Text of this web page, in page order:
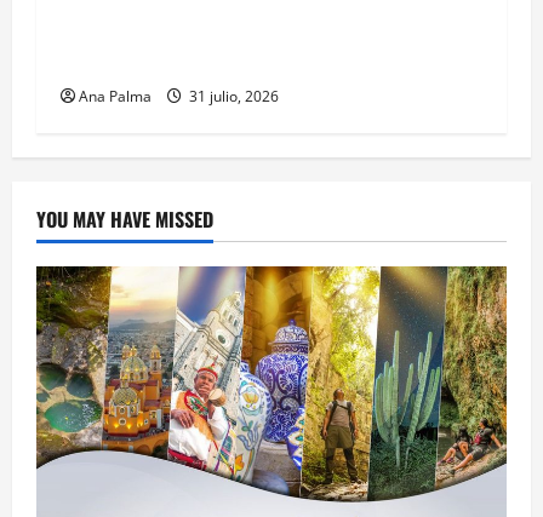
Ana Palma 31 julio, 2026
YOU MAY HAVE MISSED